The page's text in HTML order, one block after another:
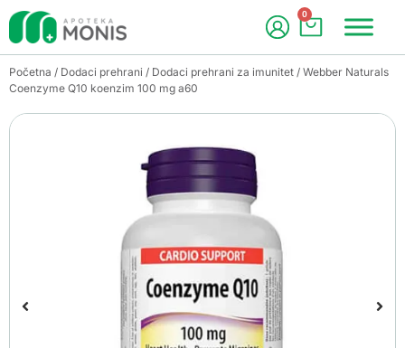
0
Početna / Dodaci prehrani / Dodaci prehrani za imunitet / Webber Naturals
Coenzyme Q10 koenzim 100 mg a60